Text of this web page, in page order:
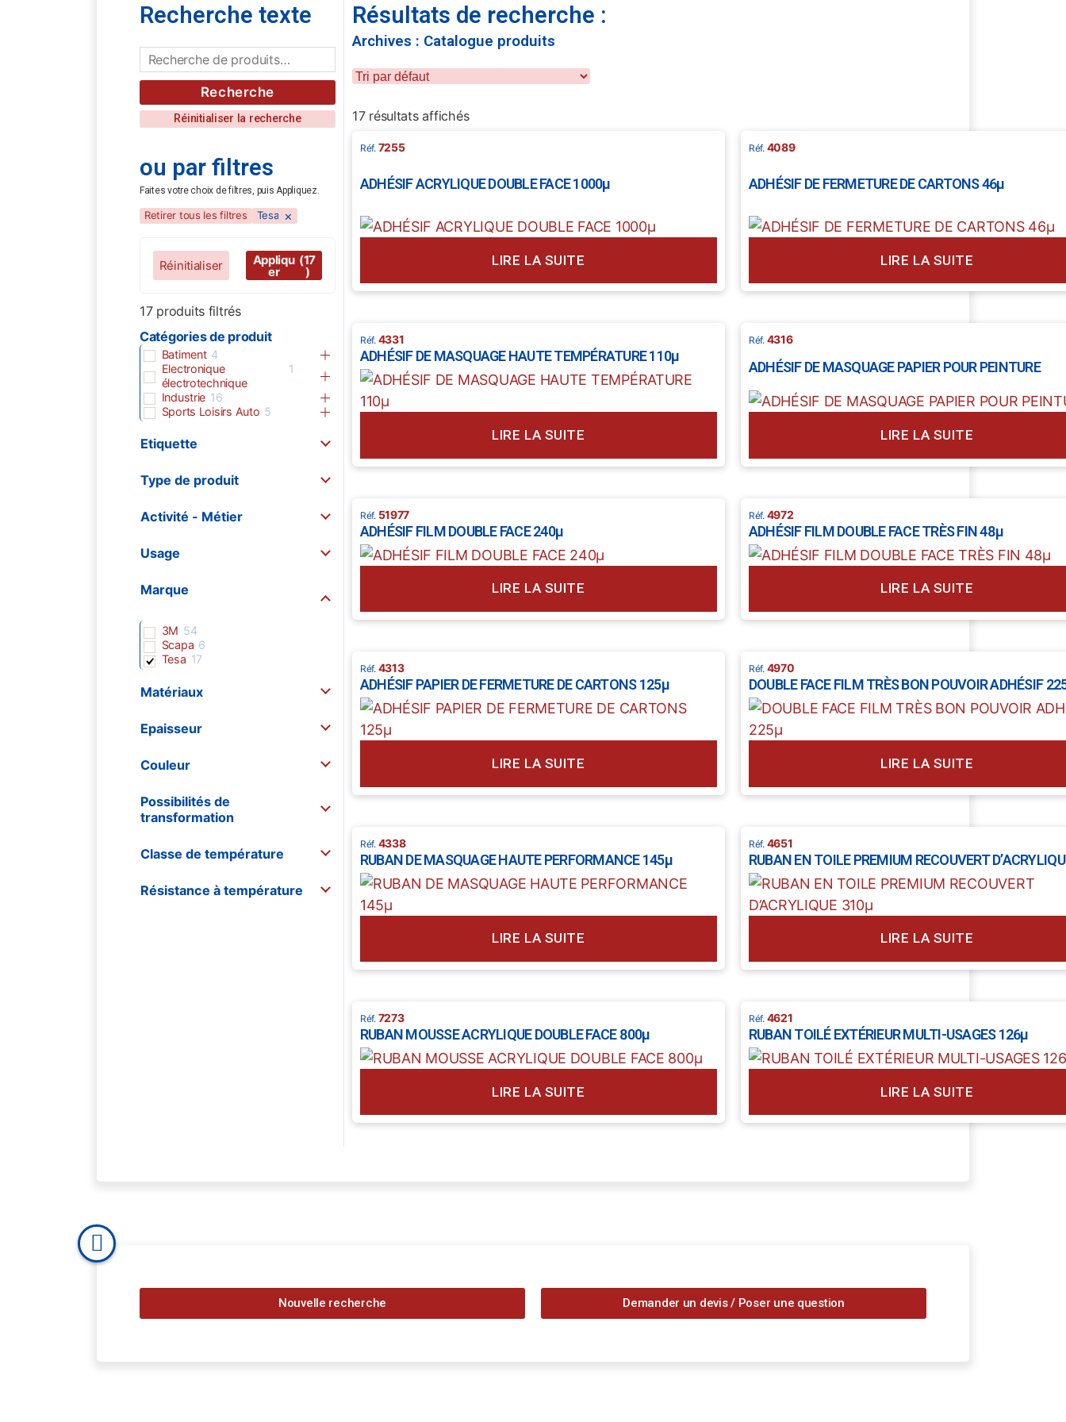
Recherche texte
Recherche
Réinitialiser la recherche
ou par filtres
Faites votre choix de filtres, puis Appliquez.
Retirer tous les filtres Tesa ×
17produits filtrés
Catégories de produit
Batiment 4
Electronique
électrotechnique
1
Industrie 16
Sports Loisirs Auto 5
Etiquette
Type de produit
Activité - Métier
Usage
Marque
3M 54
Scapa 6
Tesa 17
Matériaux
Epaisseur
Couleur
Possibilités de
transformation
Classe de température
Résistance à température
Appliqu
er
(17
)
Réinitialiser
Résultats de recherche :
Archives : Catalogue produits
17 résultats affichés
ADHÉSIF ACRYLIQUE DOUBLE FACE 1000µ
7255
LIRE LA SUITE
ADHÉSIF DE FERMETURE DE CARTONS 46µ
4089
LIRE LA SUITE
ADHÉSIF DE MASQUAGE HAUTE TEMPÉRATURE 110µ
4331
LIRE LA SUITE
ADHÉSIF DE MASQUAGE PAPIER POUR PEINTURE
4316
LIRE LA SUITE
ADHÉSIF FILM DOUBLE FACE 240µ
51977
LIRE LA SUITE
ADHÉSIF FILM DOUBLE FACE TRÈS FIN 48µ
4972
LIRE LA SUITE
ADHÉSIF PAPIER DE FERMETURE DE CARTONS 125µ
4313
LIRE LA SUITE
DOUBLE FACE FILM TRÈS BON POUVOIR ADHÉSIF
4970
LIRE LA SUITE
RUBAN DE MASQUAGE HAUTE PERFORMANCE 145µ
4338
LIRE LA SUITE
RUBAN EN TOILE PREMIUM RECOUVERT
4651
LIRE LA SUITE
RUBAN MOUSSE ACRYLIQUE DOUBLE FACE 800µ
7273
LIRE LA SUITE
RUBAN TOILÉ EXTÉRIEUR MULTI-USAGES 126µ
4621
LIRE LA SUITE
Nouvelle recherche Demander un devis / Poser une question